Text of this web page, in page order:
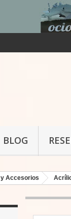
BLOG
Accesorios